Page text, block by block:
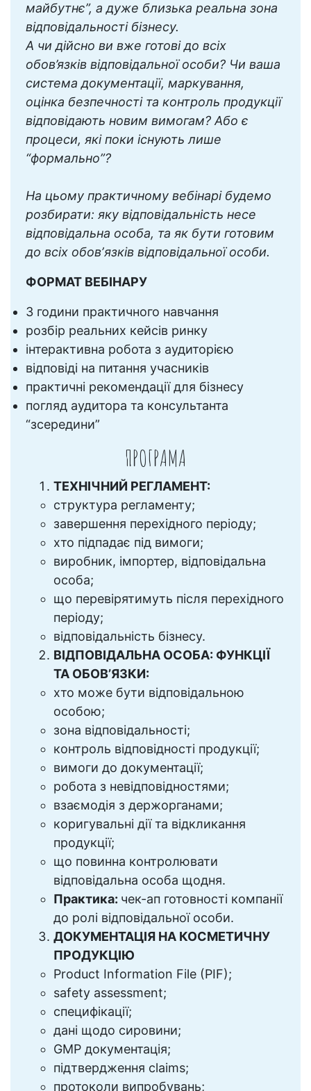
майбутнє”, а дуже близька реальна зона
відповідальності бізнесу.
А чи дійсно ви вже готові до всіх
обов’язків відповідальної особи? Чи ваша
система документації, маркування,
оцінка безпечності та контроль продукції
відповідають новим вимогам? Або є
процеси, які поки існують лише
“формально”?
На цьому практичному вебінарі будемо
розбирати: яку відповідальність несе
відповідальна особа, та як бути готовим
до всіх обовʼязків відповідальної особи.
ФОРМАТ ВЕБІНАРУ
3 години практичного навчання
розбір реальних кейсів ринку
інтерактивна робота з аудиторією
відповіді на питання учасників
практичні рекомендації для бізнесу
погляд аудитора та консультанта
“зсередини”
ПРОГРАМА
ТЕХНІЧНИЙ РЕГЛАМЕНТ:
структура регламенту;
завершення перехідного періоду;
хто підпадає під вимоги;
виробник, імпортер, відповідальна
особа;
що перевірятимуть після перехідного
періоду;
відповідальність бізнесу.
ВІДПОВІДАЛЬНА ОСОБА: ФУНКЦІЇ
ТА ОБОВ’ЯЗКИ:
хто може бути відповідальною
особою;
зона відповідальності;
контроль відповідності продукції;
вимоги до документації;
робота з невідповідностями;
взаємодія з держорганами;
коригувальні дії та відкликання
продукції;
що повинна контролювати
відповідальна особа щодня.
Практика: чек-ап готовності компанії
до ролі відповідальної особи.
ДОКУМЕНТАЦІЯ НА КОСМЕТИЧНУ
ПРОДУКЦІЮ
Product Information File (PIF);
safety assessment;
специфікації;
дані щодо сировини;
GMP документація;
підтвердження claims;
протоколи випробувань;